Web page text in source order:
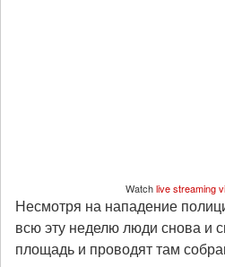
Watchlive streaming
Несмотря на нападение
всю эту неделю люди снова и
площадь и проводят там